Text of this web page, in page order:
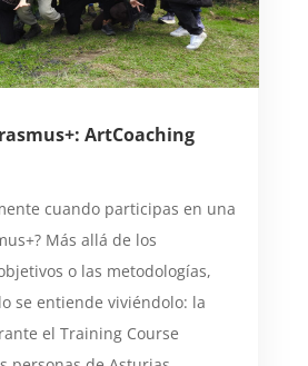
ArtCoaching
cuando participas en una
Más allá de los
o las metodologías,
se entiende viviéndolo: la
el Training Course